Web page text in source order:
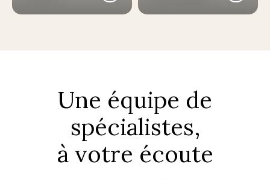
Une équipe de
spécialistes,
à votre écoute